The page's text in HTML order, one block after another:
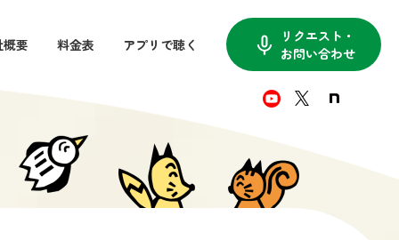
要 料金表 アプリで聴く keyboard_voice
リクエスト・
お問い合わせ